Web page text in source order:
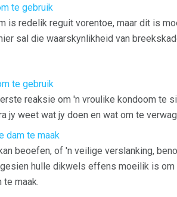
te gebruik
is redelik reguit vorentoe, maar dit is
sal die waarskynlikheid van
te gebruik
reaksie om 'n vroulike kondoom te
jy weet wat jy doen en wat om te
dam te maak
beoefen, of 'n veilige verslanking,
hulle dikwels effens moeilik is
maak.